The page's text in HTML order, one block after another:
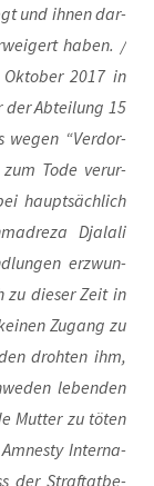
und ihnen dar­
haben. /
2017 in
der Abtei­lung 15
wegen “Ver­dor­
Tode ver­ur­
haupt­säch­lich
Dja­la­li
erzwun­
zu die­ser Zeit in
Zugang zu
droh­ten ihm,
leben­den
Mut­ter zu töten
Inter­na­
der Straf­tat­be­